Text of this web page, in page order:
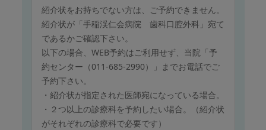
紹介状をお持ちでない方は、ご予約できません。
紹介状が「手稲渓仁会病院 歯科口腔外科」宛て
であるかご確認下さい。
以下の場合、WEB予約はご利用せず、当院「予
約センター（011-685-2990）」までお電話でご
予約下さい。
・紹介状が指定された医師宛になっている場合。
・２つ以上の診療科を予約したい場合。（紹介状
がそれぞれの診療科で必要です）